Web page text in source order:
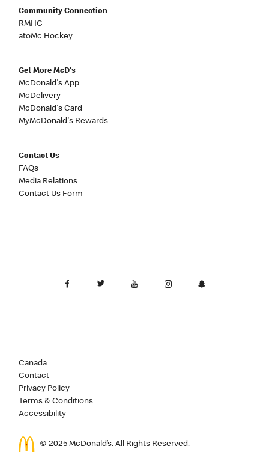
Community Connection
RMHC
atoMc Hockey
Get More McD's
McDonald's App
McDelivery
McDonald's Card
MyMcDonald's Rewards
Contact Us
FAQs
Media Relations
Contact Us Form
Canada
Contact
Privacy Policy
Terms & Conditions
Accessibility
© 2025 McDonald’s. All Rights Reserved.